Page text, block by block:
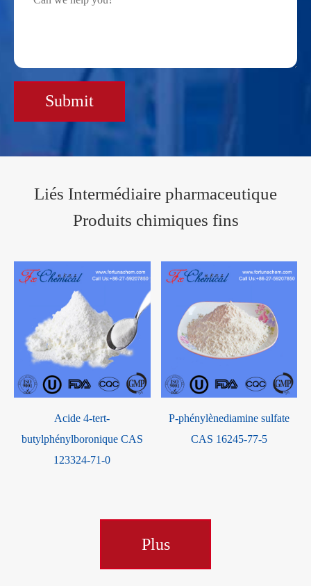
Submit
Liés Intermédiaire pharmaceutique
Produits chimiques fins
CAS
Acide 4-tert-
butylphénylboronique CAS
P-
CAS
Plus